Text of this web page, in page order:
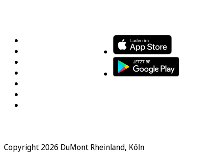
Copyright 2026 DuMont Rheinland, Köln